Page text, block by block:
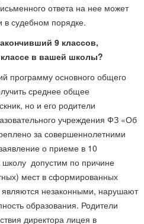
ответа на нее может
судебном порядке.
9 классов,
в вашей школы?
программу основного общего
среднее общее
но и его родители
учреждения ФЗ «Об
за совершеннолетними
о приеме в 10
допустим по причине
мест в сформированных
незаконными, нарушают
образования. Родители
директора лицея в